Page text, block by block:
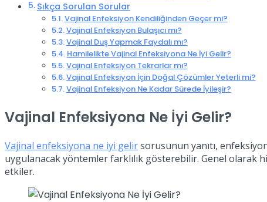
Sıkça Sorulan Sorular
Vajinal Enfeksiyon Kendiliğinden Geçer mi?
Vajinal Enfeksiyon Bulaşıcı mı?
Vajinal Duş Yapmak Faydalı mı?
Hamilelikte Vajinal Enfeksiyona Ne İyi Gelir?
Vajinal Enfeksiyon Tekrarlar mı?
Vajinal Enfeksiyon İçin Doğal Çözümler Yeterli mi?
Vajinal Enfeksiyon Ne Kadar Sürede İyileşir?
Vajinal Enfeksiyona Ne İyi Gelir?
Vajinal enfeksiyona ne iyi gelirsorusunun yanıtı,
uygulanacak yöntemler farklılık gösterebilir. Genel olarak
etkiler.